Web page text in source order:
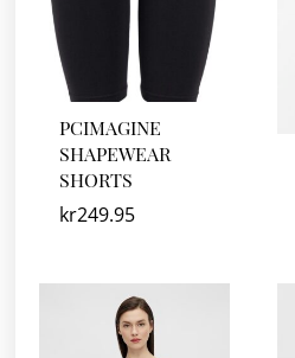
PCIMAGINE
SHAPEWEAR
SHORTS
kr249.95